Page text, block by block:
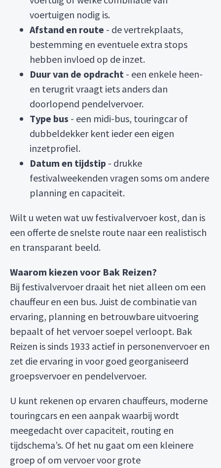
voertuigen nodig is.
Afstand en route - de vertrekplaats,
bestemming en eventuele extra stops
hebben invloed op de inzet.
Duur van de opdracht - een enkele heen-
en terugrit vraagt iets anders dan
doorlopend pendelvervoer.
Type bus - een midi-bus, touringcar of
dubbeldekker kent ieder een eigen
inzetprofiel.
Datum en tijdstip - drukke
festivalweekenden vragen soms om andere
planning en capaciteit.
Wilt u weten wat uw festivalvervoer kost, dan is
een offerte de snelste route naar een realistisch
en transparant beeld.
Waarom kiezen voor Bak Reizen?
Bij festivalvervoer draait het niet alleen om een
chauffeur en een bus. Juist de combinatie van
ervaring, planning en betrouwbare uitvoering
bepaalt of het vervoer soepel verloopt. Bak
Reizen is sinds 1933 actief in personenvervoer en
zet die ervaring in voor goed georganiseerd
groepsvervoer en pendelvervoer.
U kunt rekenen op ervaren chauffeurs, moderne
touringcars en een aanpak waarbij wordt
meegedacht over capaciteit, routing en
tijdschema’s. Of het nu gaat om een kleinere
groep of om vervoer voor grote